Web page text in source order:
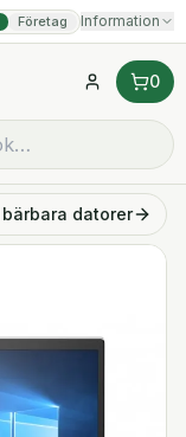
Företag Information
0
bärbara datorer